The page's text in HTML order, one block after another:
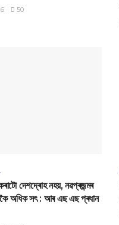
50
দেশদ্ৰোহ নহয়, নৱপ্ৰজন্মৰ
অধিক সৎ : আৰ এছ এছ প্ৰধান